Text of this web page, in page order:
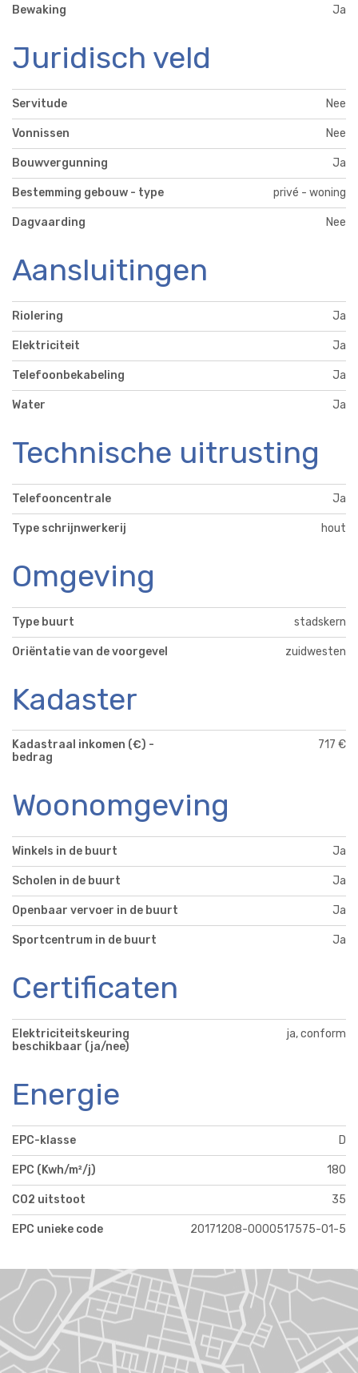
Bewaking Ja
Juridisch veld
Servitude Nee
Vonnissen Nee
Bouwvergunning Ja
Bestemming gebouw - type privé - woning
Dagvaarding Nee
Aansluitingen
Riolering Ja
Elektriciteit Ja
Telefoonbekabeling Ja
Water Ja
Technische uitrusting
Telefooncentrale Ja
Type schrijnwerkerij hout
Omgeving
Type buurt stadskern
Oriëntatie van de voorgevel zuidwesten
Kadaster
Kadastraal inkomen (€) -
bedrag
717 €
Woonomgeving
Winkels in de buurt Ja
Scholen in de buurt Ja
Openbaar vervoer in de buurt Ja
Sportcentrum in de buurt Ja
Certificaten
Elektriciteitskeuring
beschikbaar (ja/nee)
ja, conform
Energie
EPC-klasse D
EPC (Kwh/m²/j) 180
CO2 uitstoot 35
EPC unieke code 20171208-0000517575-01-5